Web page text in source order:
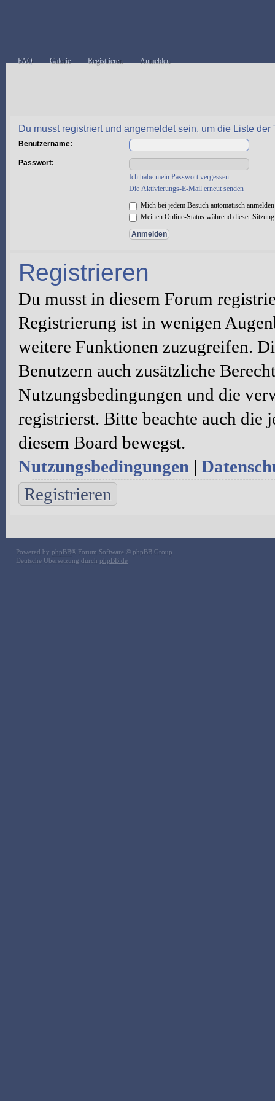
FAQ Galerie Registrieren Anmelden
Du musst registriert und angemeldet sein, um die Liste
Benutzername:
Passwort:
Ich habe mein Passwort vergessen
Die Aktivierungs-E-Mail erneut senden
Mich bei jedem Besuch automatisch anmelden
Meinen Online-Status während dieser
Registrieren
Du musst in diesem Forum
Registrierung ist in wenigen
weitere Funktionen zuzugreifen.
Benutzern auch zusätzliche
Nutzungsbedingungen und die
registrierst. Bitte beachte auch
diesem Board bewegst.
Nutzungsbedingungen |
Registrieren
Powered by phpBB® Forum Software © phpBB Group
Deutsche Übersetzung durch phpBB.de